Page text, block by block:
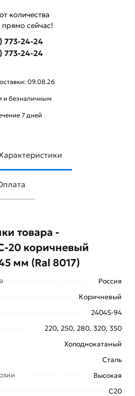
09.08.26
и безналичным
7 дней
количества
прямо сейчас!
773-24-24
773-24-24
2000х1150х0,45
для ряда строительных
облицовки стен, несущих
частных и
товара -
20 коричневый
мм (Ral 8017)
Россия
Коричневый
24045-94
220, 250, 280, 320, 350
Холоднокатаный
Сталь
Высокая
С20